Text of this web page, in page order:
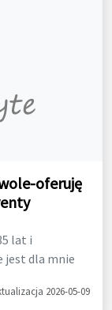
oferuję
lat i
jest dla mnie
2026-05-09